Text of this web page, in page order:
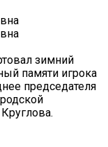
зимний
памяти игрока
председателя